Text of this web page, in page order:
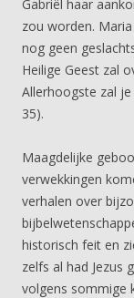
Gabriël haar
zou worden.
nog geen
Heilige Geest zal
Allerhoogste zal je
35).
Maagdelijke
verwekkingen
verhalen over
historisch feit en
zelfs al had Jezus
volgens sommige